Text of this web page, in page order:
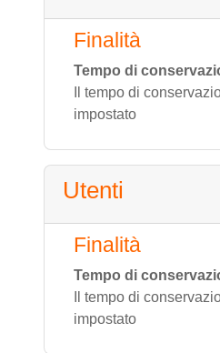
Finalità
Tempo di
Il tempo di
impostato
Utenti
Finalità
Tempo di
Il tempo di
impostato